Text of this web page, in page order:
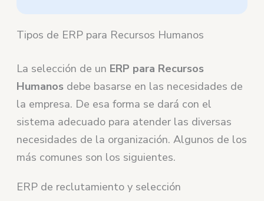
Tipos de ERP para Recursos Humanos
La selección de un ERP para Recursos
Humanos debe basarse en las necesidades de
la empresa. De esa forma se dará con el
sistema adecuado para atender las diversas
necesidades de la organización. Algunos de los
más comunes son los siguientes.
ERP de reclutamiento y selección